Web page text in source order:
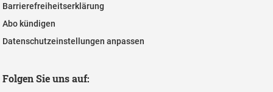
Barrierefreiheitserklärung
Abo kündigen
Datenschutzeinstellungen anpassen
Folgen Sie uns auf: